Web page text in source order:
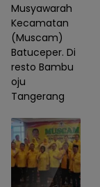
Musyawarah
Kecamatan
(Muscam)
Batuceper. Di
resto Bambu
oju
Tangerang